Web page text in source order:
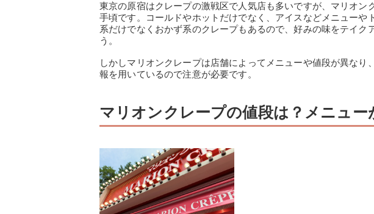
東京の原宿はクレープの激戦区で人気店も多いですが、マリオン
手頃です。コールドやホットだけでなく、アイスなどメニューや
系だけでなくおかず系のクレープもあるので、好みの味をテイク
う。
しかしマリオンクレープは店舗によってメニューや値段が異なり
報を用いているので注意が必要です。
マリオンクレープの値段は？メニュー